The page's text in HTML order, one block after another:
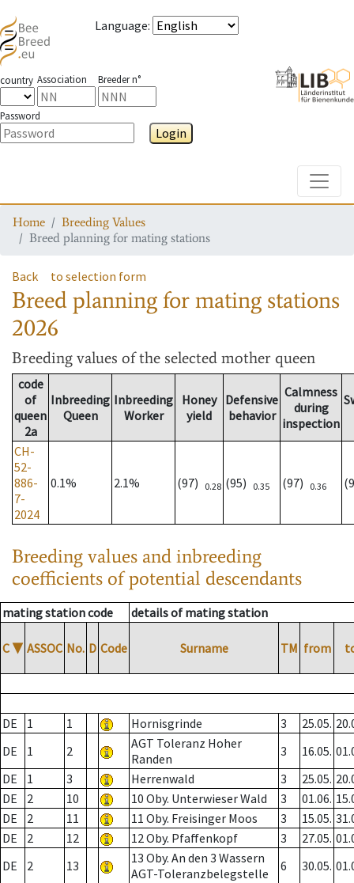
Language:
country Association Breeder n°
Password
Login
Home
Breeding Values
Breed planning for mating stations
Back to selection form
Breed planning for mating stations
2026
Breeding values of the selected mother queen
code
of
queen
2a
Inbreeding
Queen
Inbreeding
Worker
Honey
yield
Defensive
behavior
Calmness
during
inspection
CH-
52-
886-
7-
2024
0.1% 2.1% (97) 0.28 (95) 0.35 (97) 0.36
Breeding values and inbreeding
coefficients of potential descendants
mating station code details of mating station
C ▼ ASSOC No. D Code Surname TM from
DE 1 1 Hornisgrinde 3 25.05.
DE
1 2
AGT Toleranz Hoher
Randen
3 16.05.
DE
1 3 Herrenwald 3 25.05.
DE
2 10 10 Oby. Unterwieser Wald 3 01.06.
DE
2 11 11 Oby. Freisinger Moos 3 15.05.
DE
2 12 12 Oby. Pfaffenkopf 3 27.05.
DE
2 13
13 Oby. An den 3 Wassern
AGT-Toleranzbelegstelle
6 30.05.